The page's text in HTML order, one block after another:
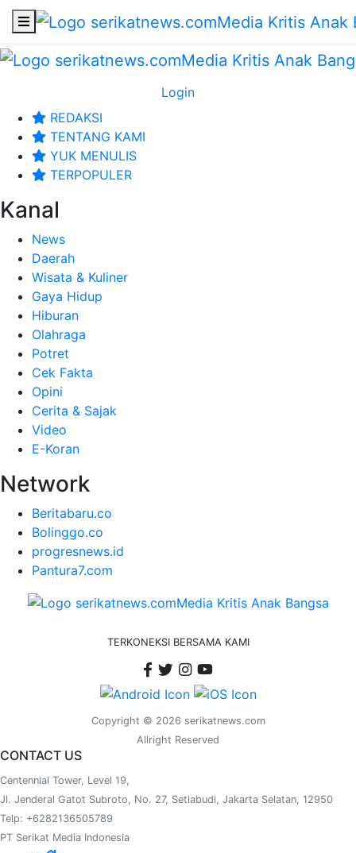
Login
REDAKSI
TENTANG KAMI
YUK MENULIS
TERPOPULER
Kanal
News
Daerah
Wisata & Kuliner
Gaya Hidup
Hiburan
Olahraga
Potret
Cek Fakta
Opini
Cerita & Sajak
Video
E-Koran
Network
Beritabaru.co
Bolinggo.co
progresnews.id
Pantura7.com
TERKONEKSI BERSAMA KAMI
Copyright © 2026 serikatnews.com
Allright Reserved
CONTACT US
Centennial Tower, Level 19,
Jl. Jenderal Gatot Subroto, No. 27, Setiabudi, Jakarta Selatan, 12950
Telp: +6282136505789
PT Serikat Media Indonesia